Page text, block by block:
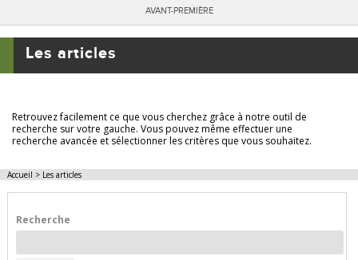
AVANT-PREMIÈRE
Les articles
Retrouvez facilement ce que vous cherchez grâce à notre outil de
recherche sur votre gauche. Vous pouvez même effectuer une
recherche avancée et sélectionner les critères que vous souhaitez.
Accueil > Les articles
Recherche